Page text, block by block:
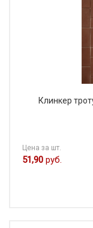
Клинкер
Цена за шт.
51,90 руб.